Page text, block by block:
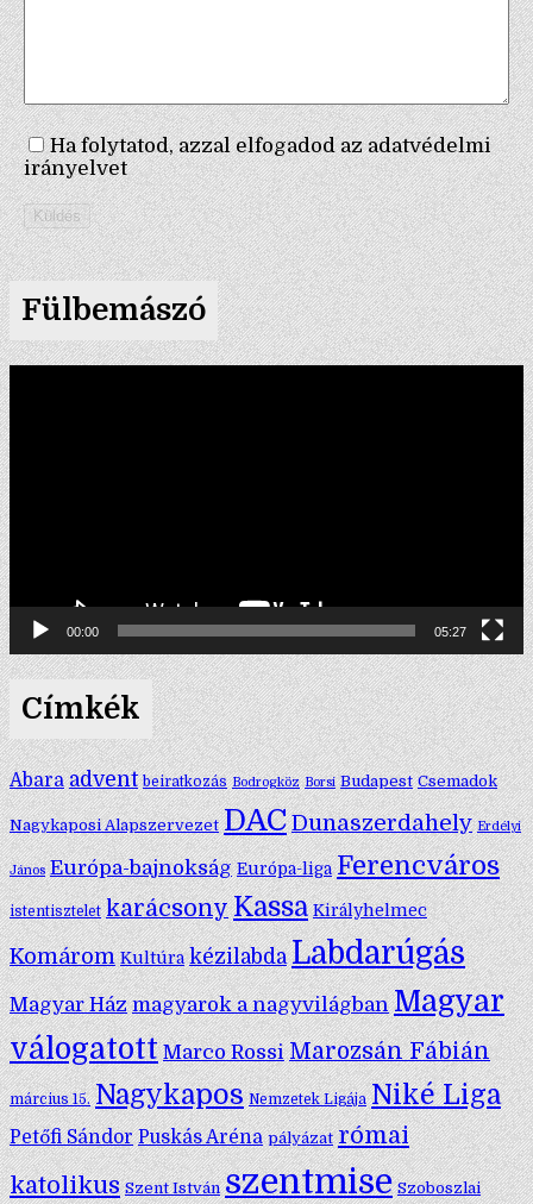
Ha folytatod, azzal elfogadod az adatvédelmi
irányelvet
Küldés
Fülbemászó
Videólejátszó
00:00 05:27
Címkék
Abara advent beiratkozás Bodrogköz Borsi Budapest Csemadok
Nagykaposi Alapszervezet DACDunaszerdahely Erdélyi
János Európa-bajnokság Európa-liga Ferencváros
istentisztelet karácsonyKassa Királyhelmec
Komárom Kultúra kézilabda Labdarúgás
Magyar Ház magyarok a nagyvilágban Magyar
válogatott Marco Rossi Marozsán Fábián
március 15. Nagykapos Nemzetek Ligája Niké Liga
Petőfi Sándor Puskás Aréna pályázat római
katolikus Szent István szentmise Szoboszlai